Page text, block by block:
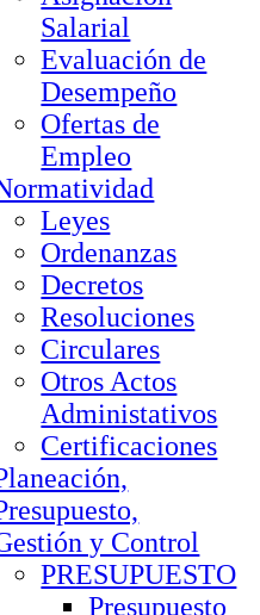
Salarial
Evaluación de
Desempeño
Ofertas de
Empleo
Leyes
Ordenanzas
Decretos
Resoluciones
Circulares
Otros Actos
Administativos
Certificaciones
y Control
PRESUPUESTO
Presupuesto